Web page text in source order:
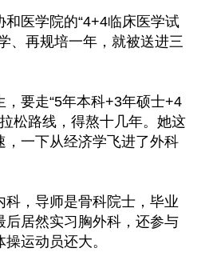
和医学院的“4+4临床医学试
、再规培一年，就被送进三
要走“5年本科+3年硕士+4
松路线，得熬十几年。她这
，一下从经济学飞进了外科
科，导师是骨科院士，毕业
后居然实习胸外科，还参与
运动员还大。